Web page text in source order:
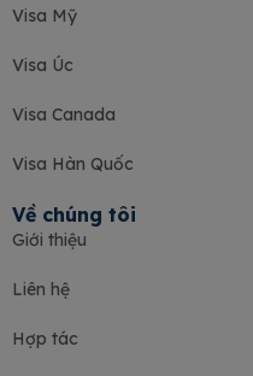
Về chúng tôi
Giới thiệu
Liên hệ
Hợp tác
Visa Mỹ
Visa Úc
Visa Canada
Visa Hàn Quốc